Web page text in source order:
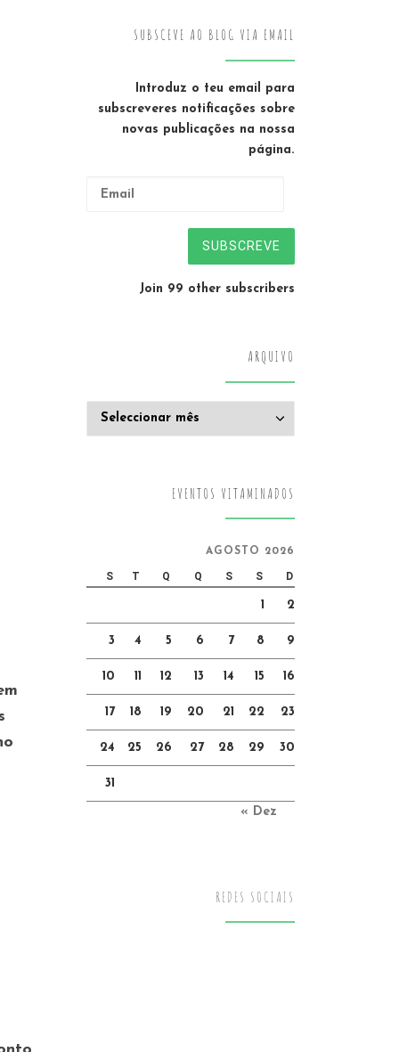
SUBSCEVE AO BLOG VIA EMAIL
Introduz o teu email para
subscreveres notificações sobre
novas publicações na nossa
página.
SUBSCREVE
Join 99 other subscribers
ARQUIVO
EVENTOS VITAMINADOS
AGOSTO 2026
S T Q Q S S D
1 2
3 4 5 6 7 8 9
10 11 12 13 14 15 16
17 18 19 20 21 22 23
24 25 26 27 28 29 30
31
« Dez
REDES SOCIAIS